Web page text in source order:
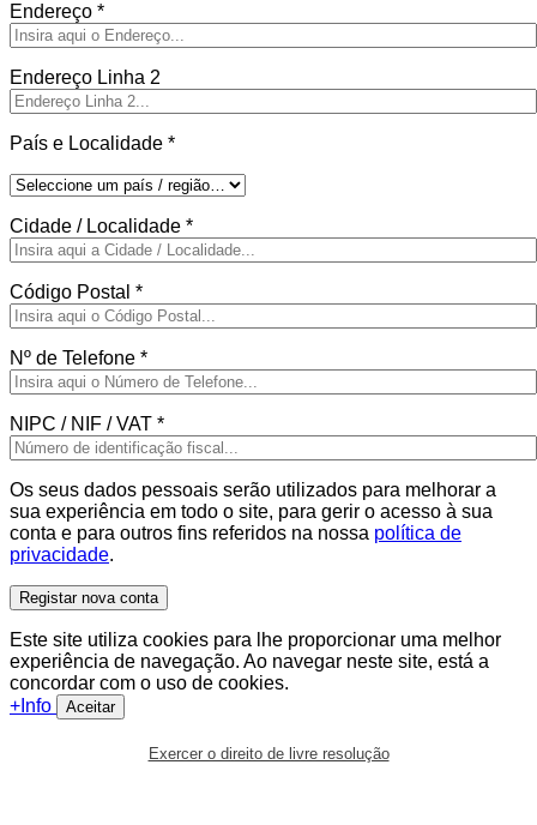
Endereço *
Endereço Linha 2
País e Localidade *
Cidade / Localidade *
Código Postal *
Nº de Telefone *
NIPC / NIF / VAT *
Os seus dados pessoais serão utilizados para melhorar a
sua experiência em todo o site, para gerir o acesso à sua
conta e para outros fins referidos na nossa política de
privacidade.
Registar nova conta
Este site utiliza cookies para lhe proporcionar uma melhor
experiência de navegação. Ao navegar neste site, está a
concordar com o uso de cookies.
+Info
Aceitar
Exercer o direito de livre resolução